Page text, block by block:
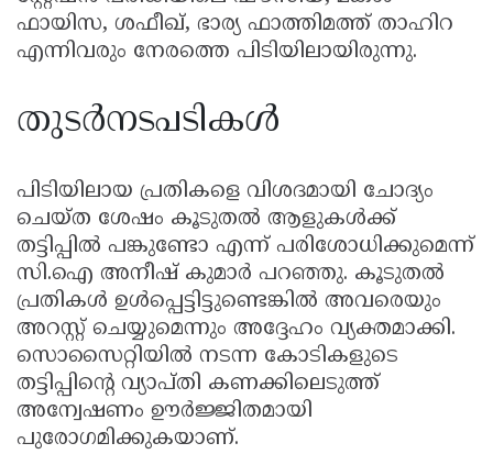
ഫായിസ, ശഫീഖ്, ഭാര്യ ഫാത്തിമത്ത് താഹിറ
എന്നിവരും നേരത്തെ പിടിയിലായിരുന്നു.
തുടർനടപടികൾ
പിടിയിലായ പ്രതികളെ വിശദമായി ചോദ്യം
ചെയ്ത ശേഷം കൂടുതൽ ആളുകൾക്ക്
തട്ടിപ്പിൽ പങ്കുണ്ടോ എന്ന് പരിശോധിക്കുമെന്ന്
സി.ഐ അനീഷ് കുമാർ പറഞ്ഞു. കൂടുതൽ
പ്രതികൾ ഉൾപ്പെട്ടിട്ടുണ്ടെങ്കിൽ അവരെയും
അറസ്റ്റ് ചെയ്യുമെന്നും അദ്ദേഹം വ്യക്തമാക്കി.
സൊസൈറ്റിയിൽ നടന്ന കോടികളുടെ
തട്ടിപ്പിന്റെ വ്യാപ്തി കണക്കിലെടുത്ത്
അന്വേഷണം ഊർജ്ജിതമായി
പുരോഗമിക്കുകയാണ്.